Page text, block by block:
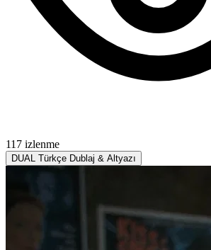
117 izlenme
DUAL Türkçe Dublaj & Altyazı